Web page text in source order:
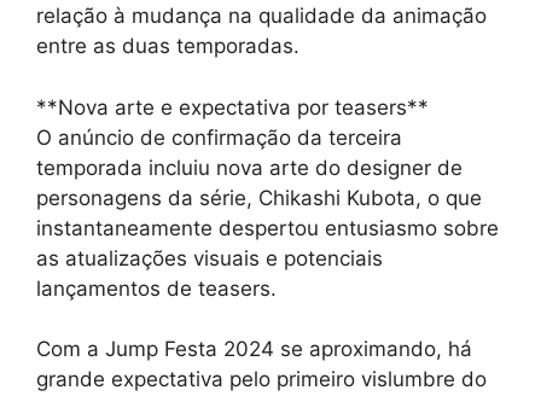
relação à mudança na qualidade da animação
entre as duas temporadas.
**Nova arte e expectativa por teasers**
O anúncio de confirmação da terceira
temporada incluiu nova arte do designer de
personagens da série, Chikashi Kubota, o que
instantaneamente despertou entusiasmo sobre
as atualizações visuais e potenciais
lançamentos de teasers.
Com a Jump Festa 2024 se aproximando, há
grande expectativa pelo primeiro vislumbre do